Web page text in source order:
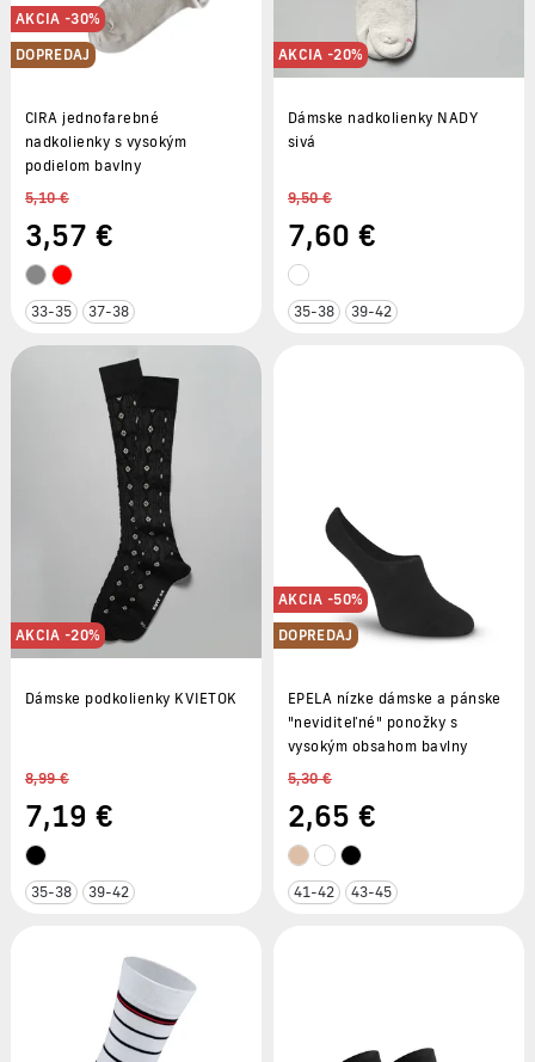
AKCIA -30%
DOPREDAJ
CIRA jednofarebné
nadkolienky s vysokým
podielom bavlny
5,10 €
3,57 €
33-35 37-38
AKCIA -20%
Dámske nadkolienky NADY
sivá
9,50 €
7,60 €
35-38 39-42
AKCIA -20%
Dámske podkolienky KVIETOK
8,99 €
7,19 €
35-38 39-42
AKCIA -50%
DOPREDAJ
EPELA nízke dámske a pánske
"neviditeľné" ponožky s
vysokým obsahom bavlny
5,30 €
2,65 €
41-42 43-45